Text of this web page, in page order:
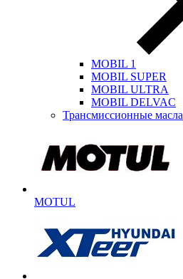
MOBIL 1
MOBIL SUPER
MOBIL ULTRA
MOBIL DELVAC
Трансмиссионные масла
MOTUL